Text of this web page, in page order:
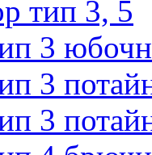
тип 3, 5
3
3
3